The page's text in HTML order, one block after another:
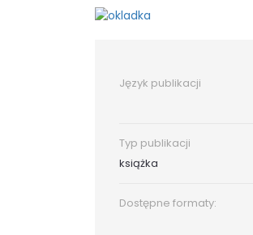
Język publikacji
Typ publikacji
książka
Dostępne formaty: